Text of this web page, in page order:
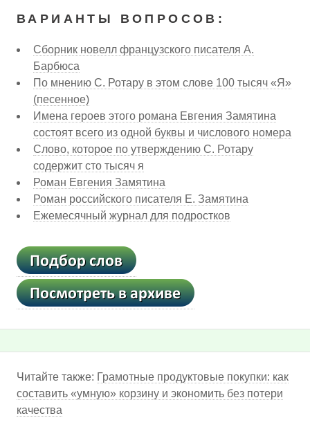
ВАРИАНТЫ ВОПРОСОВ:
Сборник новелл французского писателя А.
Барбюса
По мнению С. Ротару в этом слове 100 тысяч «Я»
(песенное)
Имена героев этого романа Евгения Замятина
состоят всего из одной буквы и числового номера
Слово, которое по утверждению С. Ротару
содержит сто тысяч я
Роман Евгения Замятина
Роман российского писателя Е. Замятина
Ежемесячный журнал для подростков
Читайте также: Грамотные продуктовые покупки: как
составить «умную» корзину и экономить без потери
качества